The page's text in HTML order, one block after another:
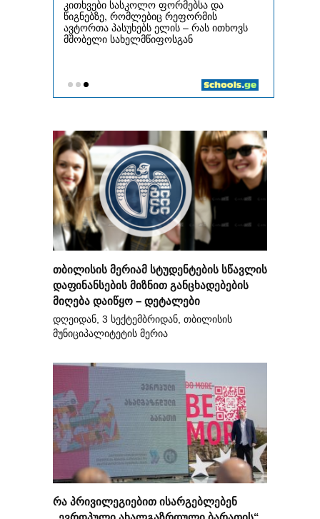
თბილისის მერიამ სტუდენტების სწავლის
დაფინანსების მიზნით განცხადებების
მიღება დაიწყო – დეტალები
დღეიდან, 3 სექტემბრიდან, თბილისის
მუნიციპალიტეტის მერია
რა პრივილეგიებით ისარგებლებენ